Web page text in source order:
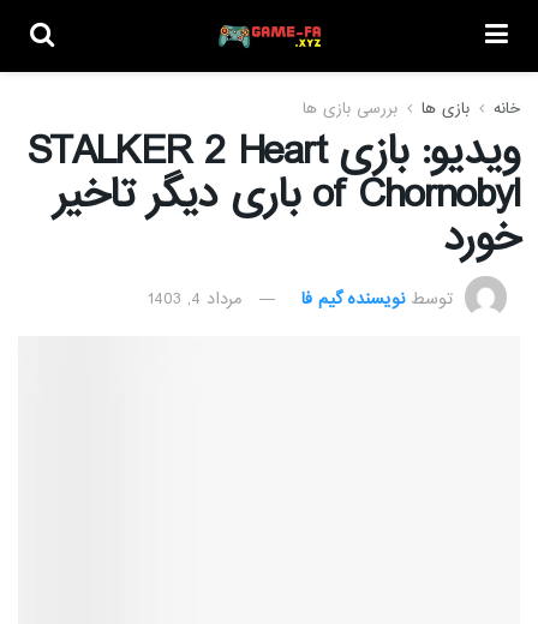
خانه بازی ها بررسی بازی ها
ویدیو: بازی STALKER 2 Heart
of Chornobyl باری دیگر تاخیر
خورد
توسط نویسنده گیم فا مرداد 4, 1403